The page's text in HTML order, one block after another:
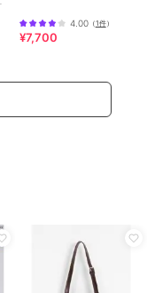
4.00（1件）
¥7,700